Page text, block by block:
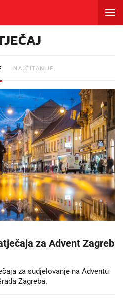
NAJČITANIJE
za Advent Zagreb
za sudjelovanje na Adventu
Zagreba.